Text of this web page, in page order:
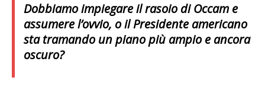
Dobbiamo impiegare il rasoio di Occam e
assumere l’ovvio, o il Presidente americano
sta tramando un piano più ampio e ancora
oscuro?